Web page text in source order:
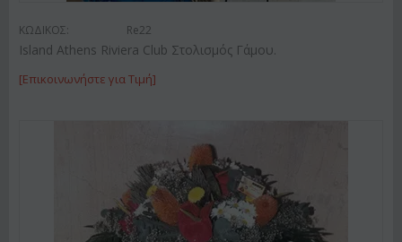
ΚΩΔΙΚΟΣ: Re22
Island Athens Riviera Club Στολισμός Γάμου.
[Επικοινωνήστε για Τιμή]